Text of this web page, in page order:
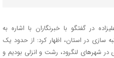
در گفتگو با خبرنگاران با اشاره به
سازی در استان، اظهار کرد: از حدود یک
شهرهای لنگرود، رشت و انزلی بودیم و